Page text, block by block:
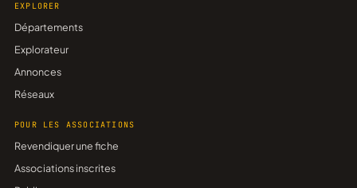
EXPLORER
Départements
Explorateur
Annonces
Réseaux
POUR LES ASSOCIATIONS
Revendiquer une fiche
Associations inscrites